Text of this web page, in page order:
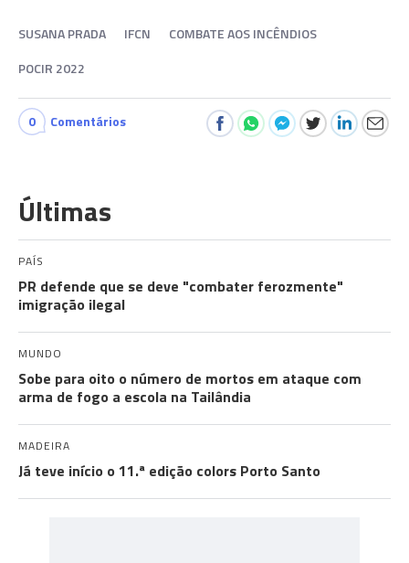
SUSANA PRADA IFCN
COMBATE AOS INCÊNDIOS
POCIR 2022
0 Comentários
Últimas
PAÍS
PR defende que se deve "combater ferozmente"
imigração ilegal
MUNDO
Sobe para oito o número de mortos em ataque com
arma de fogo a escola na Tailândia
MADEIRA
Já teve início o 11.ª edição colors Porto Santo